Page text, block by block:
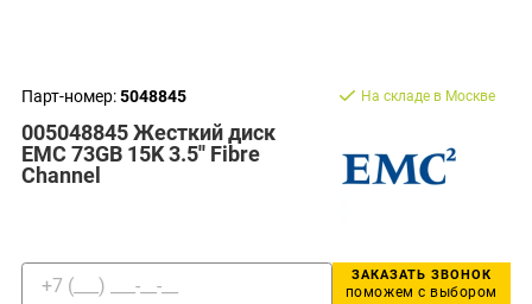
Парт-номер:5048845
005048845 Жесткий диск
EMC 73GB 15K 3.5'' Fibre
Channel
На складе в Москве
ЗАКАЗАТЬ ЗВОНОК
поможем с выбором